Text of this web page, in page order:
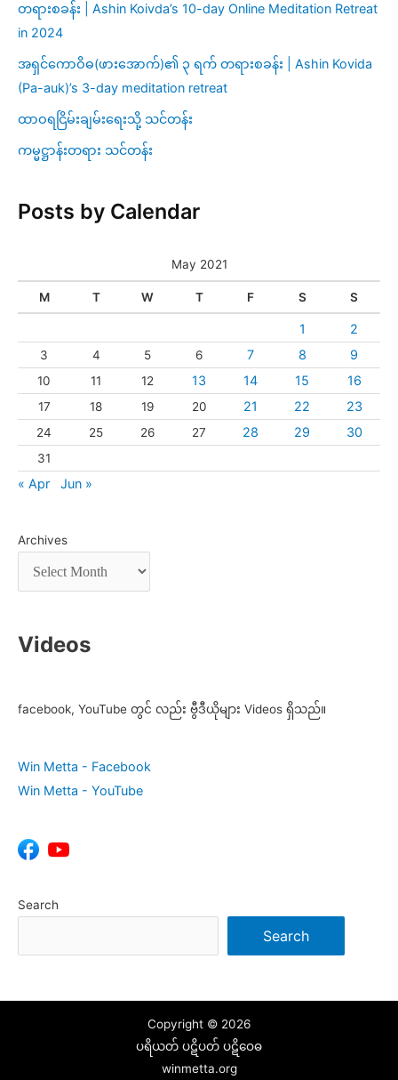
တရားစခန်း | Ashin Koivda’s 10-day Online Meditation Retreat
in 2024
အရှင်ကောဝိဓ(ဖားအောက်)၏ ၃ ရက် တရားစခန်း | Ashin Kovida
(Pa-auk)’s 3-day meditation retreat
ထာဝရငြိမ်းချမ်းရေးသို့ သင်တန်း
ကမ္မဋ္ဌာန်းတရား သင်တန်း
Posts by Calendar
May 2021
M T W T F S S
1 2
3 4 5 6 7 8 9
10 11 12 13 14 15 16
17 18 19 20 21 22 23
24 25 26 27 28 29 30
31
« Apr Jun »
Archives
Videos
facebook, YouTube တွင် လည်း ဗွီဒီယိုများ Videos ရှိသည်။
Win Metta - Facebook
Win Metta - YouTube
Search
Search
Copyright © 2026
ပရိယတ် ပဋိပတ် ပဋိဝေဓ
winmetta.org